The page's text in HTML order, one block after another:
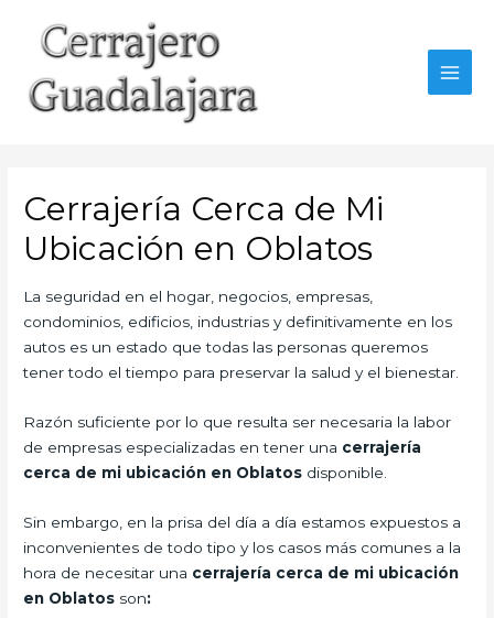
contenido
Cerrajería Cerca de Mi
Ubicación en Oblatos
La seguridad en el hogar, negocios, empresas,
condominios, edificios, industrias y definitivamente en los
autos es un estado que todas las personas queremos
tener todo el tiempo para preservar la salud y el bienestar.
Razón suficiente por lo que resulta ser necesaria la labor
de empresas especializadas en tener una cerrajería
cerca de mi ubicación en Oblatos disponible.
Sin embargo, en la prisa del día a día estamos expuestos a
inconvenientes de todo tipo y los casos más comunes a la
hora de necesitar una cerrajería cerca de mi ubicación
en Oblatos son: